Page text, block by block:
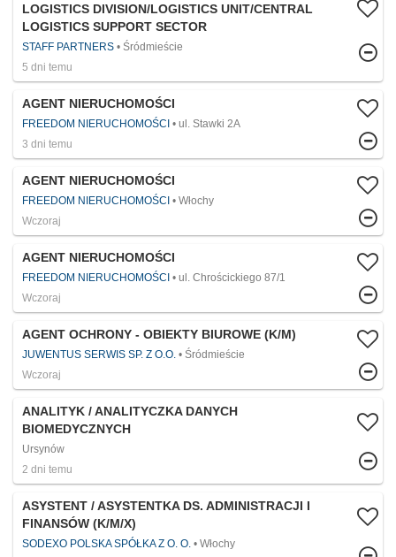
LOGISTICS DIVISION/LOGISTICS UNIT/CENTRAL
LOGISTICS SUPPORT SECTOR
STAFF PARTNERS
Śródmieście
5 dni temu
AGENT NIERUCHOMOŚCI
FREEDOM NIERUCHOMOŚCI
ul. Stawki 2A
3 dni temu
AGENT NIERUCHOMOŚCI
FREEDOM NIERUCHOMOŚCI
Włochy
Wczoraj
AGENT NIERUCHOMOŚCI
FREEDOM NIERUCHOMOŚCI
ul. Chrościckiego 87/1
Wczoraj
AGENT OCHRONY - OBIEKTY BIUROWE (K/M)
JUWENTUS SERWIS SP. Z O.O.
Śródmieście
Wczoraj
ANALITYK / ANALITYCZKA DANYCH
BIOMEDYCZNYCH
Ursynów
2 dni temu
ASYSTENT / ASYSTENTKA DS. ADMINISTRACJI I
FINANSÓW (K/M/X)
SODEXO POLSKA SPÓŁKA Z O. O.
Włochy